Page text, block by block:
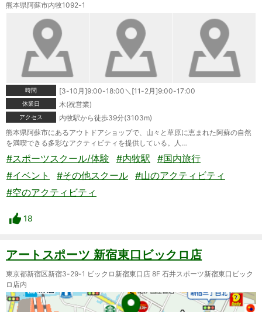
熊本県阿蘇市内牧1092-1
時間 [3-10月]9:00-18:00＼[11-2月]9:00-17:00
休業日 木(祝営業)
アクセス
内牧駅から徒歩39分(3103m)
熊本県阿蘇市にあるアウトドアショップで、山々と草原に恵まれた阿蘇の自然
を満喫できる多彩なアクティビティを提供している。人…
#スポーツスクール/体験 #内牧駅
#国内旅行
#イベント
#その他スクール #山のアクティビティ
#空のアクティビティ
18
アートスポーツ 新宿東口ビックロ店
東京都新宿区新宿3-29-1 ビックロ新宿東口店 8F 石井スポーツ新宿東口ビック
ロ店内